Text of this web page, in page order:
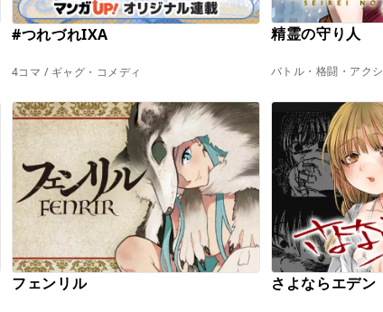
#つれづれIXA
4コマ / ギャグ・コメディ
精霊の守り人
バトル・格闘・アク
フェンリル さよならエデン